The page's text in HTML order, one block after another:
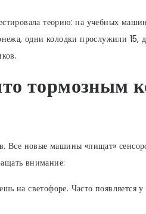
теорию: на учебных
одни колодки прослужили
тормозным
Все новые машины «пищат»
внимание:
на светофоре. Часто появляется